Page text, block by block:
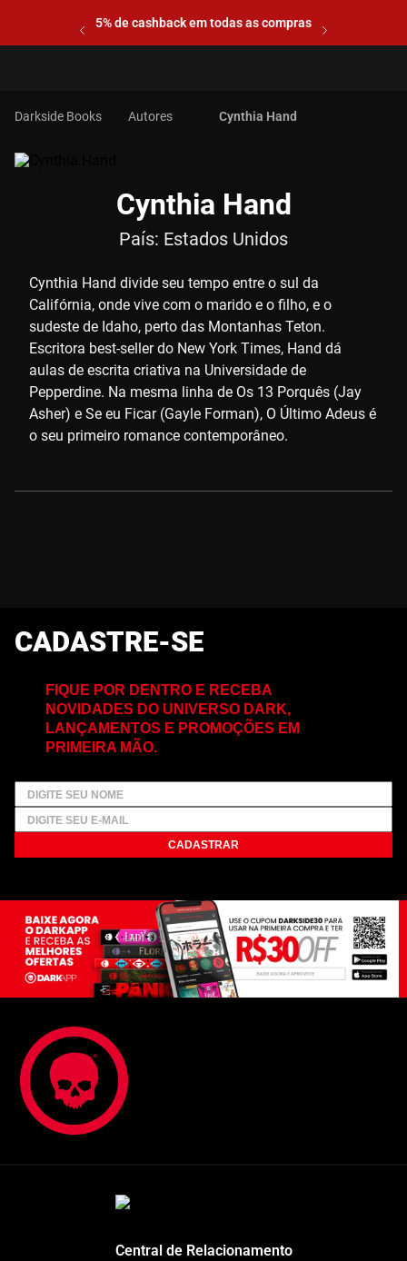
5% de cashback em todas as compras
Autores Cynthia Hand
Cynthia Hand
País: Estados Unidos
Cynthia Hand divide seu tempo entre o sul da
Califórnia, onde vive com o marido e o filho, e o
sudeste de Idaho, perto das Montanhas Teton.
Escritora best-seller do New York Times, Hand dá
aulas de escrita criativa na Universidade de
Pepperdine. Na mesma linha de Os 13 Porquês (Jay
Asher) e Se eu Ficar (Gayle Forman), O Último Adeus é
o seu primeiro romance contemporâneo.
CADASTRE-SE
FIQUE POR DENTRO E RECEBA
NOVIDADES DO UNIVERSO DARK,
LANÇAMENTOS E PROMOÇÕES EM
PRIMEIRA MÃO.
CADASTRAR
Central de Relacionamento